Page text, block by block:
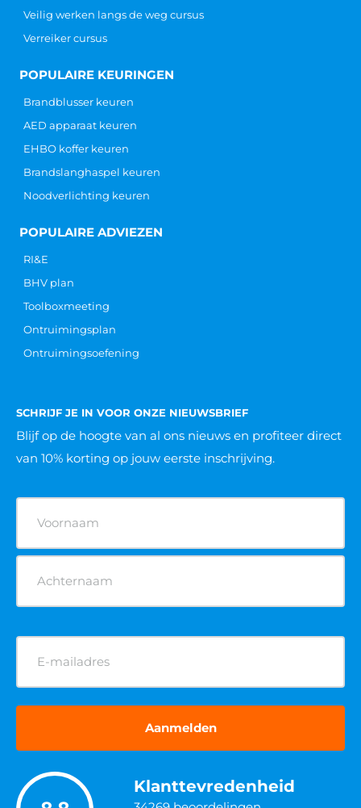
Veilig werken langs de weg cursus
Verreiker cursus
POPULAIRE KEURINGEN
Brandblusser keuren
AED apparaat keuren
EHBO koffer keuren
Brandslanghaspel keuren
Noodverlichting keuren
POPULAIRE ADVIEZEN
RI&E
BHV plan
Toolboxmeeting
Ontruimingsplan
Ontruimingsoefening
SCHRIJF JE IN VOOR ONZE NIEUWSBRIEF
Blijf op de hoogte van al ons nieuws en profiteer direct
van 10% korting op jouw eerste inschrijving.
(Vereist)
E-
mailadres
(Vereist)
Klanttevredenheid